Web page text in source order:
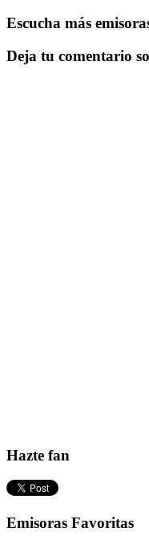
Escucha más
Deja tu comentario
Hazte fan
Emisoras Favoritas